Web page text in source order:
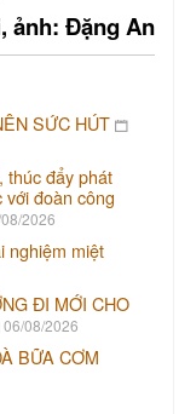
ảnh: Đặng An
SỨC HÚT
thúc đẩy phát
đoàn công
2026
nghiệm miệt
ĐI MỚI CHO
06/08/2026
BỮA CƠM